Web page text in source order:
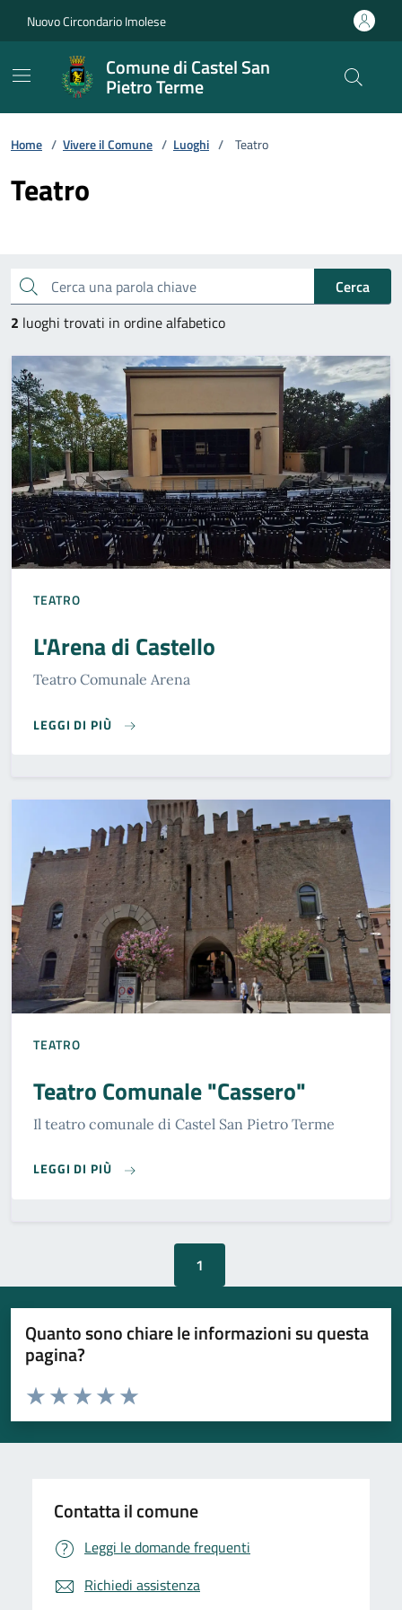
Nuovo Circondario Imolese
Comune di Castel San
Pietro Terme
Home / Vivere il Comune / Luoghi / Teatro
Teatro
Cerca una parola chiave
Cerca
2 luoghi trovati in ordine alfabetico
TEATRO
L'Arena di Castello
Teatro Comunale Arena
LEGGI DI PIÙ L'ARENA DI CASTELLO
TEATRO
Teatro Comunale "Cassero"
Il teatro comunale di Castel San Pietro Terme
LEGGI DI PIÙ TEATRO COMUNALE "CASSERO"
1
Quanto sono chiare le informazioni su questa
pagina?
Valuta da 1 a 5 stelle la pagina
Valuta 5 stelle su 5
Valuta 4 stelle su 5
Valuta 3 stelle su 5
Valuta 2 stelle su 5
Valuta 1 stelle su 5
Contatta il comune
Leggi le domande frequenti
Richiedi assistenza